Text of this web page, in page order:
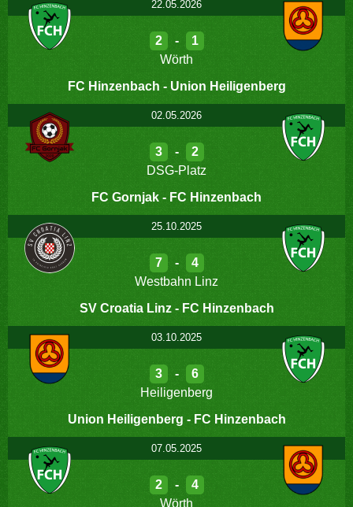
22.05.2026
2 -
1
Wörth
FC Hinzenbach - Union Heiligenberg
02.05.2026
3 -
2
DSG-Platz
FC Gornjak - FC Hinzenbach
25.10.2025
7 -
4
Westbahn Linz
SV Croatia Linz - FC Hinzenbach
03.10.2025
3 -
6
Heiligenberg
Union Heiligenberg - FC Hinzenbach
07.05.2025
2 -
4
Wörth